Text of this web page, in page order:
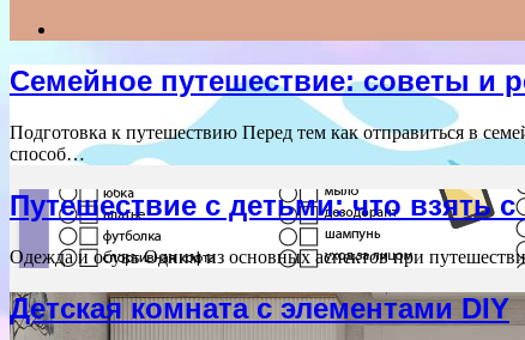
Семейное путешествие: советы и
Подготовка к путешествию Перед тем как отправиться в
способ…
Путешествие с детьми: что взять
Одежда и обувь Одним из основных аспектов при
Детская комната с элементами DIY